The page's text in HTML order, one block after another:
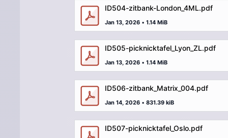
ID504-zitbank-London_4ML.pdf
Jan 13, 2026 • 1.14 MiB
ID505-picknicktafel_Lyon_ZL.pdf
Jan 13, 2026 • 1.14 MiB
ID506-zitbank_Matrix_004.pdf
Jan 14, 2026 • 831.39 kiB
ID507-picknicktafel_Oslo.pdf